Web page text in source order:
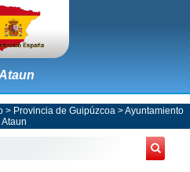
> Provincia de Guipúzcoa >Ayuntamiento
Ataun